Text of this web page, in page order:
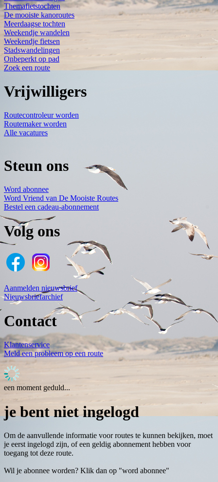
Themafietstochten
De mooiste kanoroutes
Meerdaagse tochten
Weekendje wandelen
Weekendje fietsen
Stadswandelingen
Onbeperkt op pad
Zoek een route
Vrijwilligers
Routecontroleur worden
Routemaker worden
Alle vacatures
Steun ons
Word abonnee
Word Vriend van De Mooiste Routes
Bestel een cadeau-abonnement
Volg ons
Aanmelden nieuwsbrief
Nieuwsbriefarchief
Contact
Klantenservice
Meld een probleem op een route
een moment geduld...
je bent niet ingelogd
Om de aanvullende informatie voor routes te kunnen bekijken, moet
je eerst ingelogd zijn, of een geldig abonnement hebben voor
toegang tot deze route.
Wil je abonnee worden? Klik dan op "word abonnee"